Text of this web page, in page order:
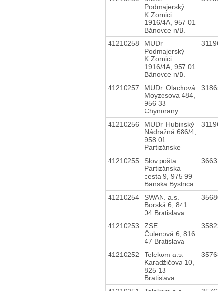
Podmajerský
K Zornici
1916/4A, 957 01
Bánovce n/B.
41210258
MUDr.
Podmajerský
K Zornici
1916/4A, 957 01
Bánovce n/B.
41210257
MUDr. Olachová
Moyzesova 484,
956 33
Chynorany
41210256
MUDr. Hubinský
Nádražná 686/4,
958 01
Partizánske
41210255
Slov.pošta
Partizánska
cesta 9, 975 99
Banská Bystrica
41210254
SWAN, a.s.
Borská 6, 841
04 Bratislava
41210253
ZSE
Čulenová 6, 816
47 Bratislava
41210252
Telekom a.s.
Karadžičova 10,
825 13
Bratislava